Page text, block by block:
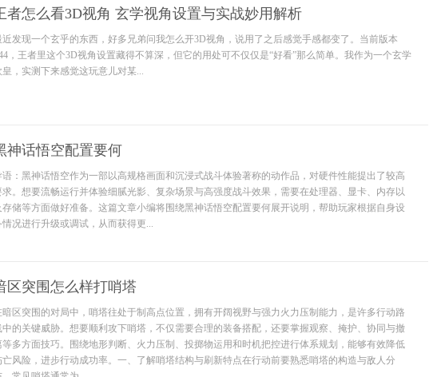
者怎么看3D视角 玄学视角设置与实战妙用解析
近发现一个玄乎的东西，好多兄弟问我怎么开3D视角，说用了之后感觉手感都变了。当前版本
，王者里这个3D视角设置藏得不算深，但它的用处可不仅仅是“好看”那么简单。我作为一个玄学
皇，实测下来感觉这玩意儿对某...
神话悟空配置要何
语：黑神话悟空作为一部以高规格画面和沉浸式战斗体验著称的动作品，对硬件性能提出了较高
求。想要流畅运行并体验细腻光影、复杂场景与高强度战斗效果，需要在处理器、显卡、内存以
存储等方面做好准备。这篇文章小编将围绕黑神话悟空配置要何展开说明，帮助玩家根据自身设
情况进行升级或调试，从而获得更...
区突围怎么样打哨塔
暗区突围的对局中，哨塔往处于制高点位置，拥有开阔视野与强力火力压制能力，是许多行动路
中的关键威胁。想要顺利攻下哨塔，不仅需要合理的装备搭配，还要掌握观察、掩护、协同与撤
等多方面技巧。围绕地形判断、火力压制、投掷物运用和时机把控进行体系规划，能够有效降低
亡风险，进步行动成功率。一、了解哨塔结构与刷新特点在行动前要熟悉哨塔的构造与敌人分